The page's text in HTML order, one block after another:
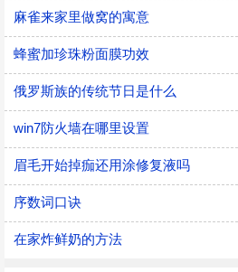
麻雀来家里做窝的寓意
蜂蜜加珍珠粉面膜功效
俄罗斯族的传统节日是什么
win7防火墙在哪里设置
眉毛开始掉痂还用涂修复液吗
序数词口诀
在家炸鲜奶的方法